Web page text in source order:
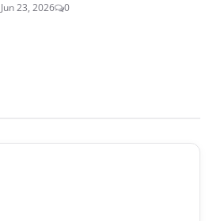
Jun 23, 2026 0